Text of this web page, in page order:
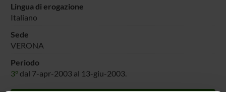
Lingua di erogazione
Italiano
Sede
VERONA
Periodo
3°dal 7-apr-2003 al 13-giu-2003.